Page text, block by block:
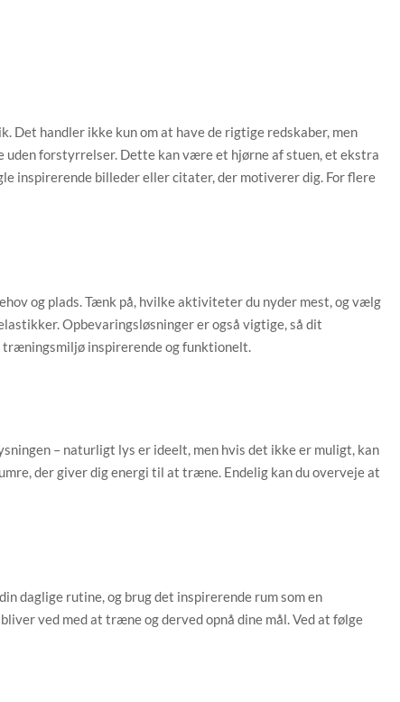
handler ikke kun om at have de rigtige redskaber, men
forstyrrelser. Dette kan være et hjørne af stuen, et ekstra
inspirerende billeder eller citater, der motiverer dig. For flere
og plads. Tænk på, hvilke aktiviteter du nyder mest, og vælg
Opbevaringsløsninger er også vigtige, så dit
inspirerende og funktionelt.
– naturligt lys er ideelt, men hvis det ikke er muligt, kan
der giver dig energi til at træne. Endelig kan du overveje at
daglige rutine, og brug det inspirerende rum som en
ved med at træne og derved opnå dine mål. Ved at følge